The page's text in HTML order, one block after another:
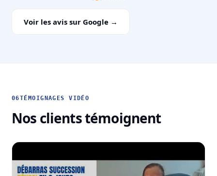
Voir les avis sur Google →
06TÉMOIGNAGES VIDÉO
Nos clients témoignent